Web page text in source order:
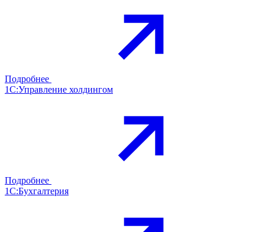
Подробнее
1С:Управление холдингом
Подробнее
1С:Бухгалтерия